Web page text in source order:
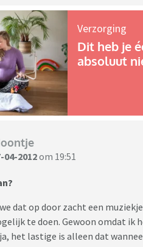
Verzorging
Dit heb je
absoluut
04-2012om 19:51
dat op door zacht een
te doen. Gewoon omdat ik
het lastige is alleen dat